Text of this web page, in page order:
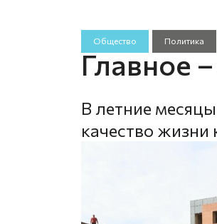
Общество Политика
Главное
В летние
качество